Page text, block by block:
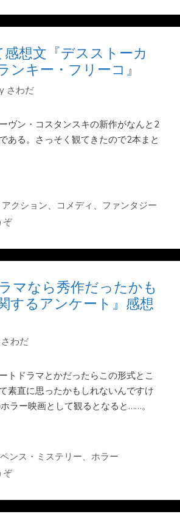
想文『デスストーカ
ンキー・フリーコ』
さわだ
ヴン・コスタンスキの新作がなんと2
ある。さっそく観てきたので2本まと
アクション、 コメディ 、 ファンタジー
ぞ
マなら秀作だったかも
するアンケート』感想
さわだ
トドラマとかだったらこの形式とこ
素直に思ったかもしれないんですけ
ラー映画として観るとなると……。
ンス・ミステリー、 ホラー
ぞ